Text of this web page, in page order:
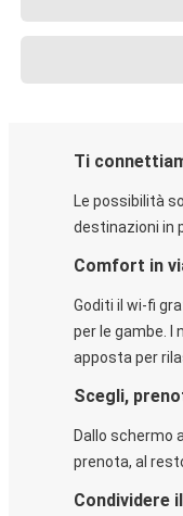
Ti
Le possibilità
destinazioni in
Comfort in
Goditi il wi-fi
per le gambe.
apposta per
Scegli,
Dallo schermo
prenota, al
Condividere